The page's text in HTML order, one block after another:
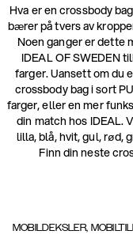
Hva er en crossbody
bærer på tvers av
Noen ganger er dette
IDEAL OF SWEDEN
farger. Uansett om du
crossbody bag i sort
farger, eller en mer
din match hos IDEAL.
lilla, blå, hvit, gul, rød,
Finn din neste
MOBILDEKSLER,